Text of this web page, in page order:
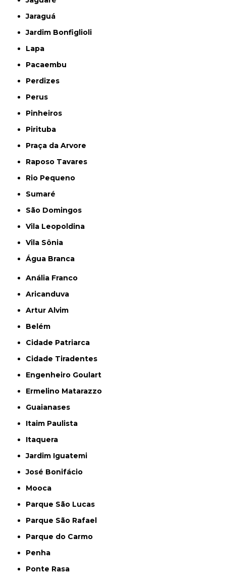
Jaraguá
Jardim Bonfiglioli
Lapa
Pacaembu
Perdizes
Perus
Pinheiros
Pirituba
Praça da Arvore
Raposo Tavares
Rio Pequeno
Sumaré
São Domingos
Vila Leopoldina
Vila Sônia
Água Branca
Anália Franco
Aricanduva
Artur Alvim
Belém
Cidade Patriarca
Cidade Tiradentes
Engenheiro Goulart
Ermelino Matarazzo
Guaianases
Itaim Paulista
Itaquera
Jardim Iguatemi
José Bonifácio
Mooca
Parque São Lucas
Parque São Rafael
Parque do Carmo
Penha
Ponte Rasa